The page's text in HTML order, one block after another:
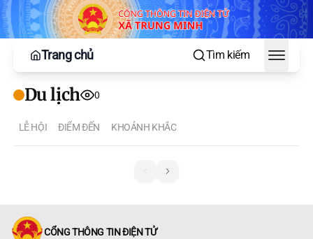
Trang chủ Tìm kiếm
Toggle
Du lịch 0
LỄ HỘI ĐIỂM ĐẾN KHOẢNH KHẮC
CỔNG THÔNG TIN ĐIỆN TỬ